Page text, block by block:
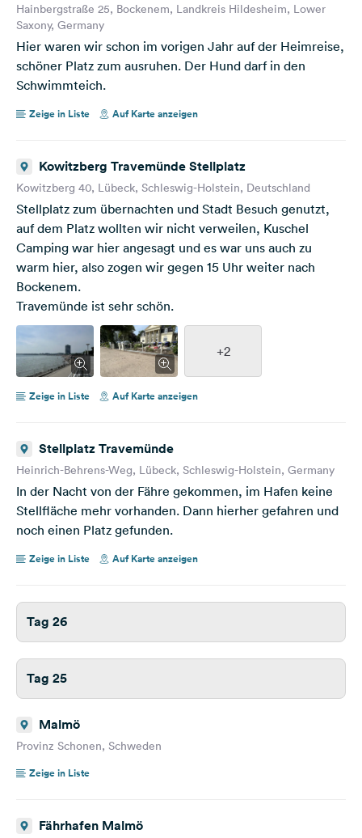
Hainbergstraße 25, Bockenem, Landkreis Hildesheim, Lower
Saxony, Germany
Hier waren wir schon im vorigen Jahr auf der Heimreise,
schöner Platz zum ausruhen. Der Hund darf in den
Schwimmteich.
Zeige in Liste Auf Karte anzeigen
Kowitzberg Travemünde Stellplatz
Kowitzberg 40, Lübeck, Schleswig-Holstein, Deutschland
Stellplatz zum übernachten und Stadt Besuch genutzt,
auf dem Platz wollten wir nicht verweilen, Kuschel
Camping war hier angesagt und es war uns auch zu
warm hier, also zogen wir gegen 15 Uhr weiter nach
Bockenem.
Travemünde ist sehr schön.
+2
Zeige in Liste Auf Karte anzeigen
Stellplatz Travemünde
Heinrich-Behrens-Weg, Lübeck, Schleswig-Holstein, Germany
In der Nacht von der Fähre gekommen, im Hafen keine
Stellfläche mehr vorhanden. Dann hierher gefahren und
noch einen Platz gefunden.
Zeige in Liste Auf Karte anzeigen
Tag 26
Tag 25
Malmö
Provinz Schonen, Schweden
Zeige in Liste
Fährhafen Malmö